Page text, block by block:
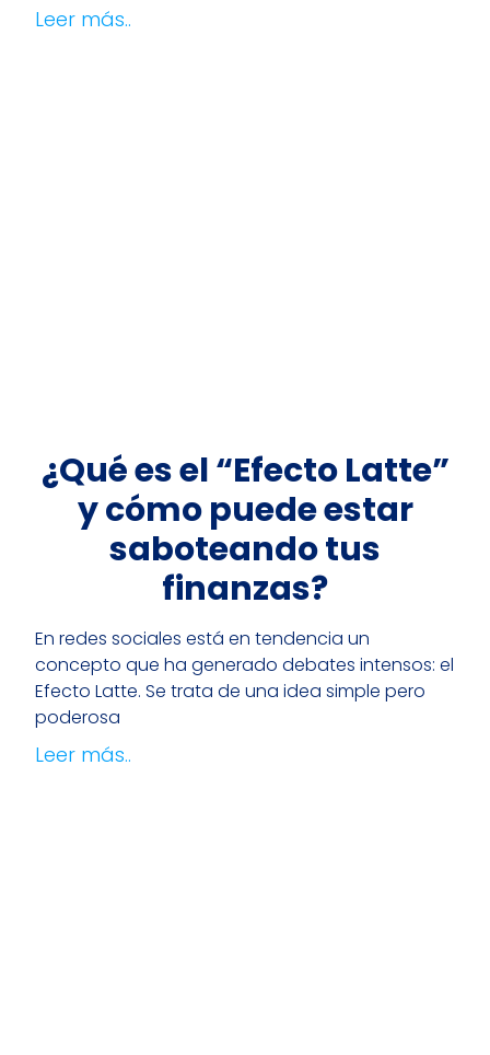
Leer más..
¿Qué es el “Efecto Latte”
y cómo puede estar
saboteando tus
finanzas?
En redes sociales está en tendencia un
concepto que ha generado debates intensos: el
Efecto Latte. Se trata de una idea simple pero
poderosa
Leer más..